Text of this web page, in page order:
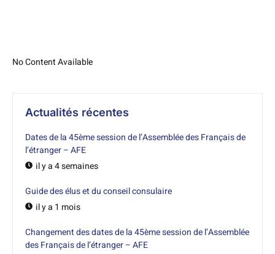
No Content Available
Actualités récentes
Dates de la 45ème session de l’Assemblée des Français de
l’étranger – AFE
il y a 4 semaines
Guide des élus et du conseil consulaire
il y a 1 mois
Changement des dates de la 45ème session de l’Assemblée
des Français de l’étranger – AFE